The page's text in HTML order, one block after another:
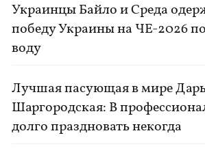
Украинцы Байло и Среда
победу Украины на ЧЕ-2026
воду
Лучшая пасующая в мире
Шаргородская: В
долго праздновать некогда